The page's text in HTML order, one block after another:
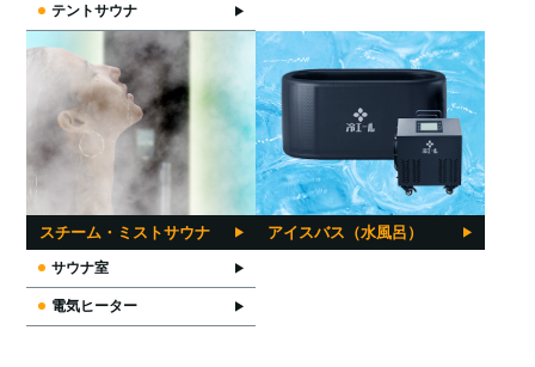
テントサウナ
スチーム・ミストサウナ
サウナ室
電気ヒーター
アイスバス（水風呂）